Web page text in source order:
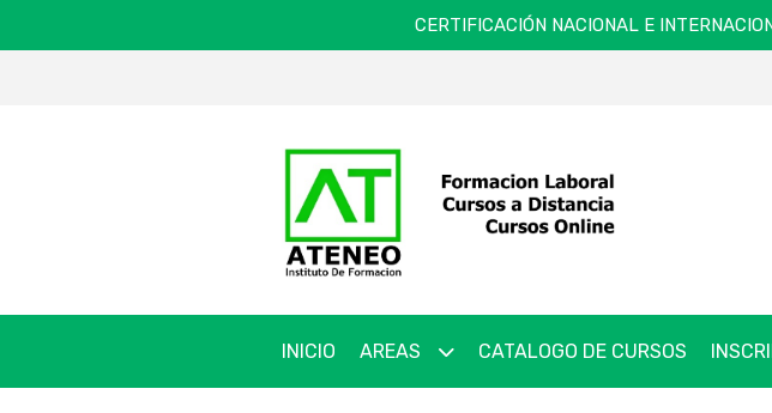
CERTIFICACIÓN NACIONAL E
INICIO AREAS CATALOGO DE CURSOS